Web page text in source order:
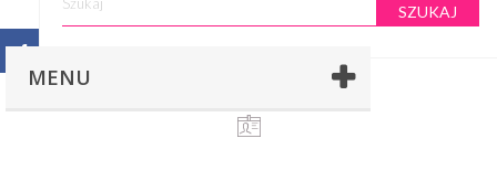
SZUKAJ
MENU